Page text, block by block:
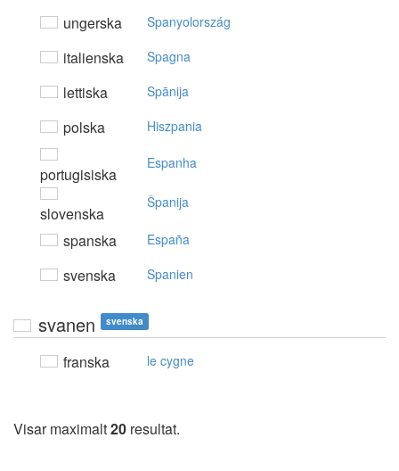
ungerska Spanyolország
italienska Spagna
lettiska Spānija
polska Hiszpania
portugisiska
Espanha
slovenska
Španija
spanska España
svenska Spanien
svanen svenska
franska le cygne
Visar maximalt20 resultat.